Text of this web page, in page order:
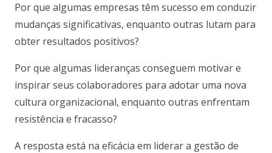
Por que algumas empresas têm sucesso em conduzir
mudanças significativas, enquanto outras lutam para
obter resultados positivos?
Por que algumas lideranças conseguem motivar e
inspirar seus colaboradores para adotar uma nova
cultura organizacional, enquanto outras enfrentam
resistência e fracasso?
A resposta está na eficácia em liderar a gestão de